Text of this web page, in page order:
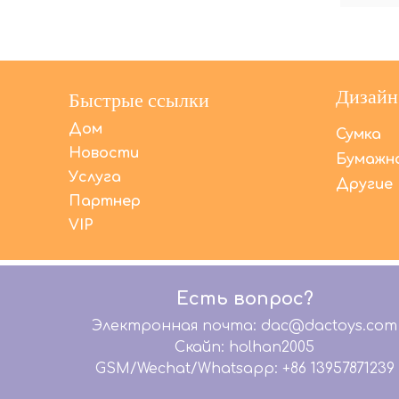
Быстрые ссылки
Дом
Новости
Услуга
Партнер
VIP
Сумка
Другие
Есть вопрос?
Электронная почта: dac@dactoys.com
Скайп: holhan2005
GSM/Wechat/Whatsapp: +86 13957871239